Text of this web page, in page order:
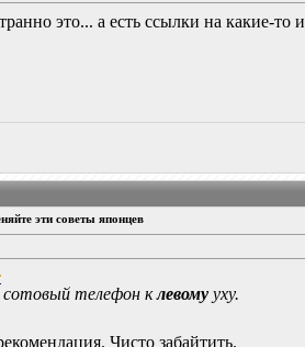
это... а есть ссылки на какие-то
эти советы японцев
телефон клевомууху.
Чисто забайтить.